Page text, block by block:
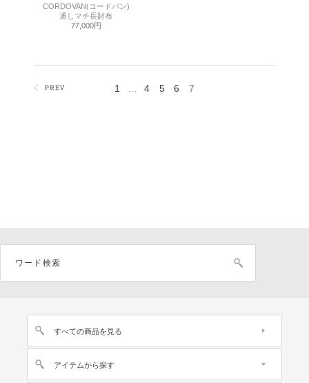
CORDOVAN(コードバン)
通しマチ長財布
77,000円
1 4 5 6 7
すべての商品を見る
アイテムから探す